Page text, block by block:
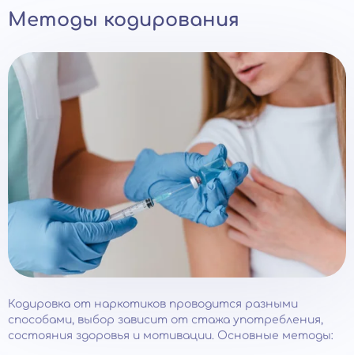
Методы кодирования
Кодировка от наркотиков проводится разными
способами, выбор зависит от стажа употребления,
состояния здоровья и мотивации. Основные методы: